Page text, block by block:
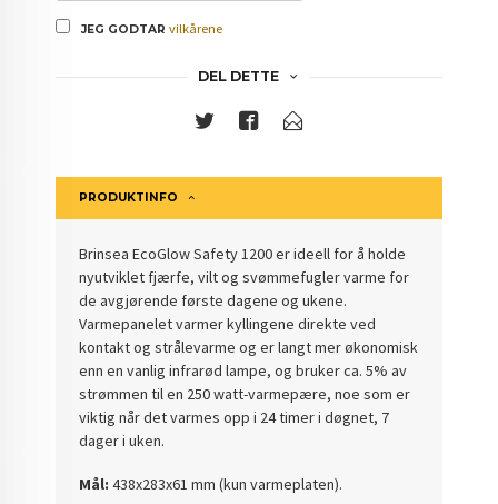
JEG GODTAR vilkårene
DEL DETTE
PRODUKTINFO
Brinsea EcoGlow Safety 1200 er ideell for å holde
nyutviklet fjærfe, vilt og svømmefugler varme for
de avgjørende første dagene og ukene.
Varmepanelet varmer kyllingene direkte ved
kontakt og strålevarme og er langt mer økonomisk
enn en vanlig infrarød lampe, og bruker ca. 5% av
strømmen til en 250 watt-varmepære, noe som er
viktig når det varmes opp i 24 timer i døgnet, 7
dager i uken.
Mål: 438x283x61 mm (kun varmeplaten).